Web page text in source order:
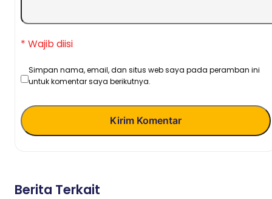
* Wajib diisi
Simpan nama, email, dan situs web saya pada peramban ini
untuk komentar saya berikutnya.
Kirim Komentar
Berita Terkait